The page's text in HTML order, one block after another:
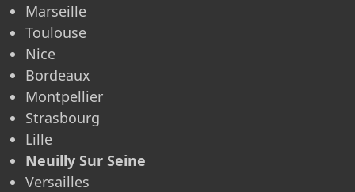
Marseille
Toulouse
Nice
Bordeaux
Montpellier
Strasbourg
Lille
Neuilly Sur Seine
Versailles